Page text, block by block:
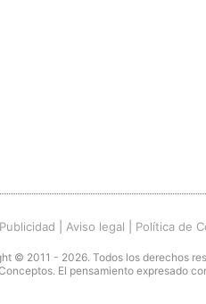
Publicidad Aviso legal Política de
© 2011 - 2026. Todos los derechos
El pensamiento expresado